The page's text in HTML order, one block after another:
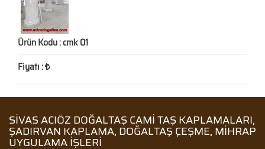
Ürün Kodu :cmk 01
Fiyatı :
SIVAS ACIÖZ DOĞALTAŞ CAMI TAŞ KAPLAMALARI,
ŞADIRVAN KAPLAMA, DOĞALTAŞ ÇEŞME, MIHRAP
UYGULAMA IŞLERI